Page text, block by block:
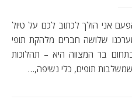
שלושה חברים מלהקת תופי
בר המצווה היא – תהלוכות
תופים, כלי נשיפה,…